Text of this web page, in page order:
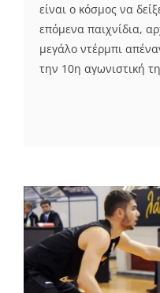
είναι ο κόσμος να
επόμενα παιχνίδια,
μεγάλο ντέρμπι
την 10η αγωνιστική